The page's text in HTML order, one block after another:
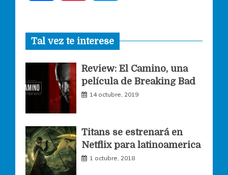
c
e
b
o
o
s
t
a
g
i
t
t
r
Tal vez te interese
Review: El Camino, una
película de Breaking Bad
14 octubre, 2019
Titans se estrenará en
Netflix para latinoamerica
1 octubre, 2018